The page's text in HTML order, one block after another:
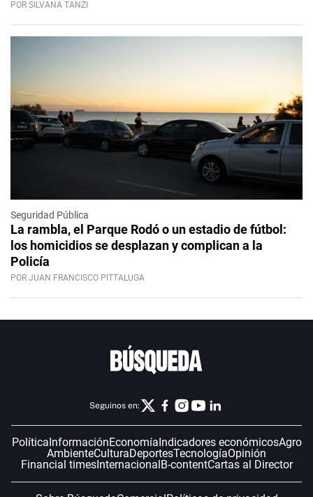
POR SILVANA TANZI
Seguridad Pública
La rambla, el Parque Rodó o un estadio de fútbol:
los homicidios se desplazan y complican a la
Policía
POR JUAN FRANCISCO PITTALUGA
Seguinos en:
PolíticaInformaciónEconomíaIndicadores económicosAgro
AmbienteCulturaDeportesTecnologíaOpinión
Financial timesInternacionalB-contentCartas al Director